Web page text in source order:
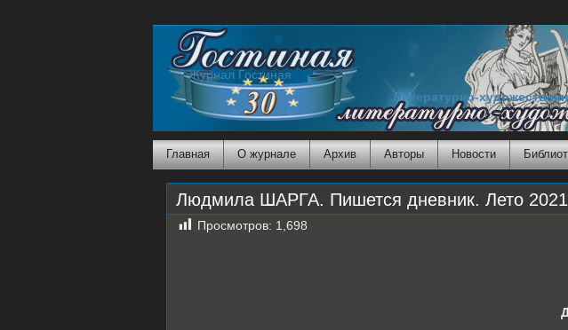
Журнал Гостиная
Литературно-
Главная О журнале Архив Авторы Новости
Людмила ШАРГА. Пишется дневник. Лето 2021
Просмотров: 1,698